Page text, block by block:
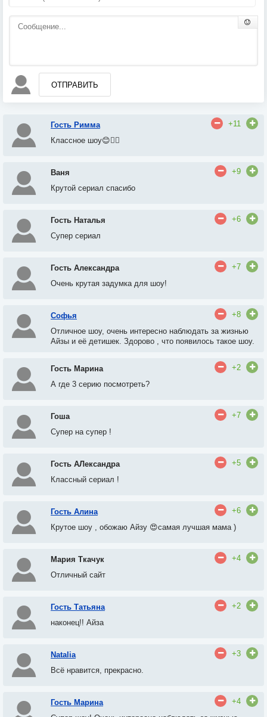
ОТПРАВИТЬ
Гость Римма
+11
Классное шоу😊👍🏻
Ваня
+9
Крутой сериал спасибо
Гость Наталья
+6
Супер сериал
Гость Александра
+7
Очень крутая задумка для шоу!
Софья
+8
Отличное шоу, очень интересно наблюдать за жизнью
Айзы и её детишек. Здорово , что появилось такое шоу.
Гость Марина
+2
А где 3 серию посмотреть?
Гоша
+7
Супер на супер !
Гость АЛександра
+5
Классный сериал !
Гость Алина
+6
Крутое шоу , обожаю Айзу 😍самая лучшая мама )
Мария Ткачук
+4
Отличный сайт
Гость Татьяна
+2
наконец!! Айза
Natalia
+3
Всё нравится, прекрасно.
Гость Марина
+4